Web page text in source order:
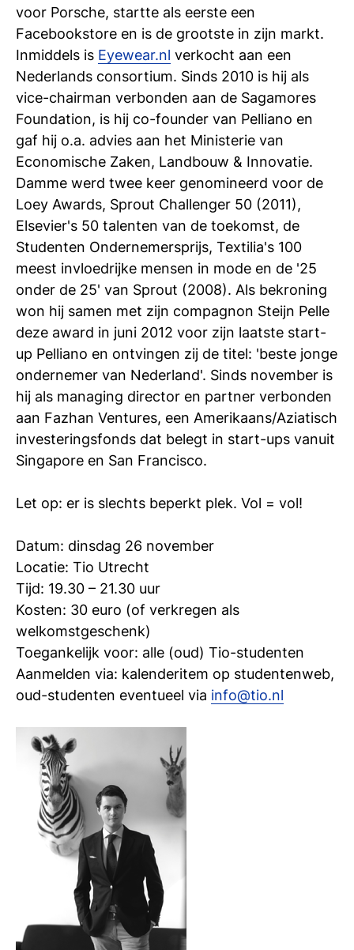
voor Porsche, startte als eerste een
Facebookstore en is de grootste in zijn markt.
Inmiddels is Eyewear.nl verkocht aan een
Nederlands consortium. Sinds 2010 is hij als
vice-chairman verbonden aan de Sagamores
Foundation, is hij co-founder van Pelliano en
gaf hij o.a. advies aan het Ministerie van
Economische Zaken, Landbouw & Innovatie.
Damme werd twee keer genomineerd voor de
Loey Awards, Sprout Challenger 50 (2011),
Elsevier's 50 talenten van de toekomst, de
Studenten Ondernemersprijs, Textilia's 100
meest invloedrijke mensen in mode en de '25
onder de 25' van Sprout (2008). Als bekroning
won hij samen met zijn compagnon Steijn Pelle
deze award in juni 2012 voor zijn laatste start-
up Pelliano en ontvingen zij de titel: 'beste jonge
ondernemer van Nederland'. Sinds november is
hij als managing director en partner verbonden
aan Fazhan Ventures, een Amerikaans/Aziatisch
investeringsfonds dat belegt in start-ups vanuit
Singapore en San Francisco.
Let op: er is slechts beperkt plek. Vol = vol!
Datum: dinsdag 26 november
Locatie: Tio Utrecht
Tijd: 19.30 – 21.30 uur
Kosten: 30 euro (of verkregen als
welkomstgeschenk)
Toegankelijk voor: alle (oud) Tio-studenten
Aanmelden via: kalenderitem op studentenweb,
oud-studenten eventueel via info@tio.nl